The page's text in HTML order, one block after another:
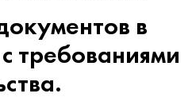
в
требованиями